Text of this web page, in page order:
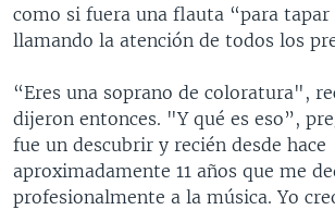
como si fuera una flauta “para
llamando la atención de todos los
“Eres una soprano de coloratura",
dijeron entonces. "Y qué es eso”,
fue un descubrir y recién desde hace
aproximadamente 11 años que me
profesionalmente a la música. Yo